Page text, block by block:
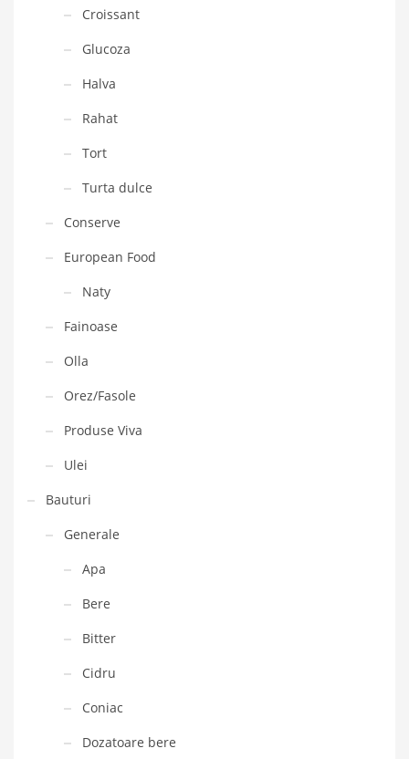
Croissant
Glucoza
Halva
Rahat
Tort
Turta dulce
Conserve
European Food
Naty
Fainoase
Olla
Orez/Fasole
Produse Viva
Ulei
Bauturi
Generale
Apa
Bere
Bitter
Cidru
Coniac
Dozatoare bere